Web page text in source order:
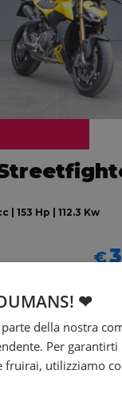
| 153 Hp | 112.3 Kw
€
❤
della nostra
Per
utilizziamo